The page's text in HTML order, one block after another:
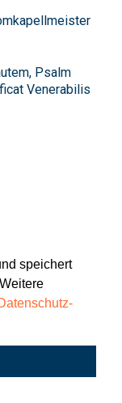
speichert
Psalm
Venerabilis